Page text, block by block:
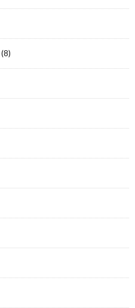
(8)